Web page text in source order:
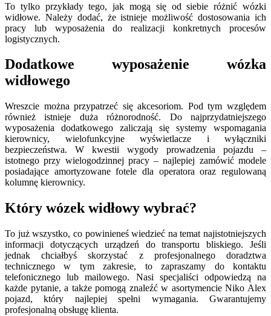
To tylko przykłady tego, jak mogą się od siebie różnić wózki
widłowe. Należy dodać, że istnieje możliwość dostosowania ich
pracy lub wyposażenia do realizacji konkretnych procesów
logistycznych.
Dodatkowe wyposażenie wózka
widłowego
Wreszcie można przypatrzeć się akcesoriom. Pod tym względem
również istnieje duża różnorodność. Do najprzydatniejszego
wyposażenia dodatkowego zaliczają się systemy wspomagania
kierownicy, wielofunkcyjne wyświetlacze i wyłączniki
bezpieczeństwa. W kwestii wygody prowadzenia pojazdu –
istotnego przy wielogodzinnej pracy – najlepiej zamówić modele
posiadające amortyzowane fotele dla operatora oraz regulowaną
kolumnę kierownicy.
Który wózek widłowy wybrać?
To już wszystko, co powinieneś wiedzieć na temat najistotniejszych
informacji dotyczących urządzeń do transportu bliskiego. Jeśli
jednak chciałbyś skorzystać z profesjonalnego doradztwa
technicznego w tym zakresie, to zapraszamy do kontaktu
telefonicznego lub mailowego. Nasi specjaliści odpowiedzą na
każde pytanie, a także pomogą znaleźć w asortymencie Niko Alex
pojazd, który najlepiej spełni wymagania. Gwarantujemy
profesjonalną obsługę klienta.